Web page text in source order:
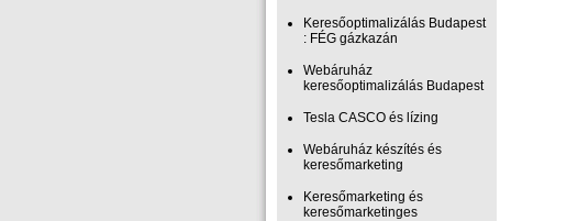
Keresőoptimalizálás Budapest
: FÉG gázkazán
Webáruház
keresőoptimalizálás Budapest
Tesla CASCO és lízing
Webáruház készítés és
keresőmarketing
Keresőmarketing és
keresőmarketinges